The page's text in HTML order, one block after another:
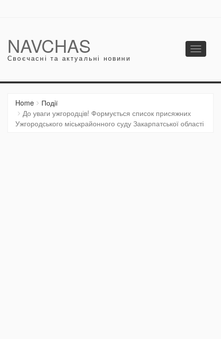
NAVCHAS
Своєчасні та актуальні новини
Toggle
Home
Події
До уваги ужгородців! Формується список присяжних
Ужгородського міськрайонного суду Закарпатської області